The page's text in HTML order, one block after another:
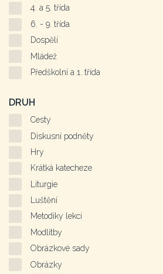
4. a 5. třída
6. - 9. třída
Dospělí
Mládež
Předškolní a 1. třída
DRUH
Cesty
Diskusní podněty
Hry
Krátká katecheze
Liturgie
Luštění
Metodiky lekcí
Modlitby
Obrázkové sady
Obrázky